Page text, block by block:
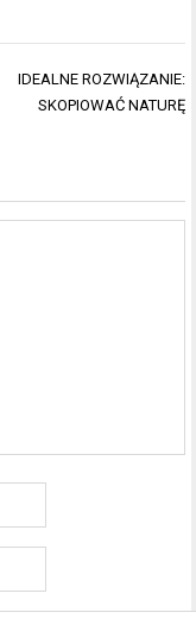
IDEALNE ROZWIĄZANIE:
SKOPIOWAĆ NATURĘ